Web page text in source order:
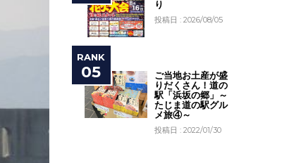
り
投稿日 : 2026/08/05
ご当地お土産が盛
りだくさん！道の
駅「浜坂の郷」～
たじま道の駅グル
メ旅④～
投稿日 : 2022/01/30